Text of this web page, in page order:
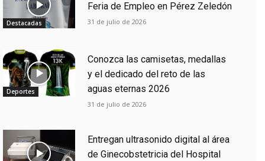
Destacadas
Feria de Empleo en Pérez Zeledón
31 de julio de 2026
Deportes
Conozca las camisetas, medallas
y el dedicado del reto de las
aguas eternas 2026
31 de julio de 2026
Entregan ultrasonido digital al área
de Ginecobstetricia del Hospital